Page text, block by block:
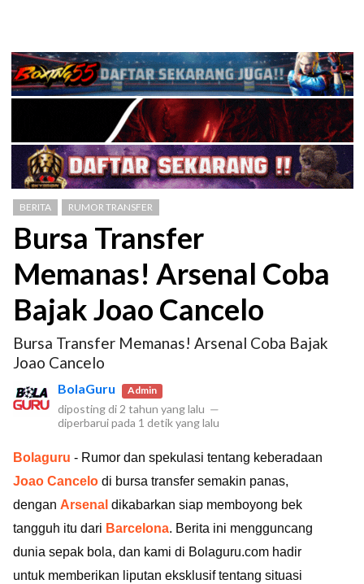
BERITA RUMOR TRANSFER
Bursa Transfer
Memanas! Arsenal Coba
Bajak Joao Cancelo
Bursa Transfer Memanas! Arsenal Coba Bajak
Joao Cancelo
BolaGuru Admin
diposting di 2 tahun yang lalu —
diperbarui pada 1 detik yang lalu
Bolaguru - Rumor dan spekulasi tentang keberadaan
Joao Cancelo di bursa transfer semakin panas,
dengan Arsenal dikabarkan siap memboyong bek
tangguh itu dari Barcelona. Berita ini mengguncang
dunia sepak bola, dan kami di Bolaguru.com hadir
untuk memberikan liputan eksklusif tentang situasi